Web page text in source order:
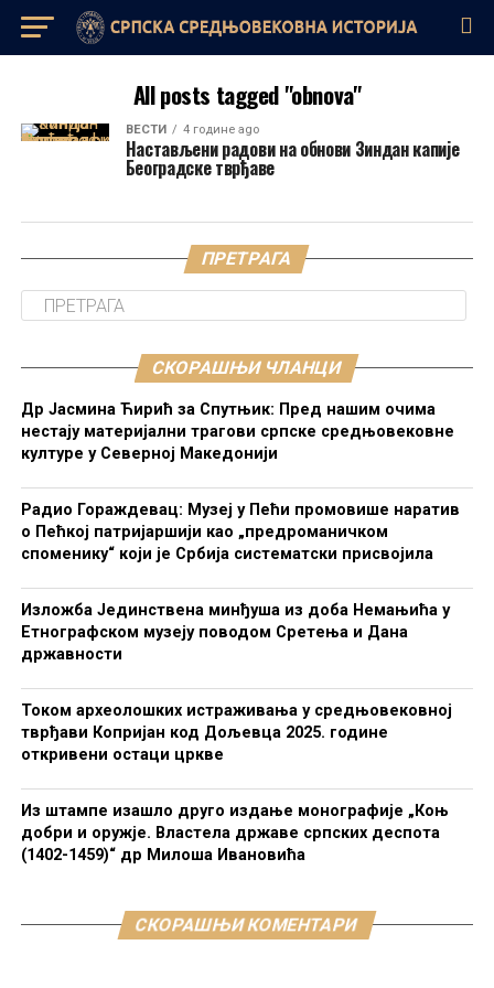
All posts tagged "obnova"
ВЕСТИ 4 године ago
Настављени радови на обнови Зиндан капије
Београдске тврђаве
ПРЕТРАГА
СКОРАШЊИ ЧЛАНЦИ
Др Јасмина Ћирић за Спутњик: Пред нашим очима
нестају материјални трагови српске средњовековне
културе у Северној Македонији
Радио Гораждевац: Музеј у Пећи промовише наратив
о Пећкој патријаршији као „предроманичком
споменику“ који је Србија систематски присвојила
Изложба Јединствена минђуша из доба Немањића у
Етнографском музеју поводом Сретења и Дана
државности
Током археолошких истраживања у средњовековној
тврђави Копријан код Дољевца 2025. године
откривени остаци цркве
Из штампе изашло друго издање монографије „Коњ
добри и оружје. Властела државе српских деспота
(1402-1459)“ др Милоша Ивановића
СКОРАШЊИ КОМЕНТАРИ